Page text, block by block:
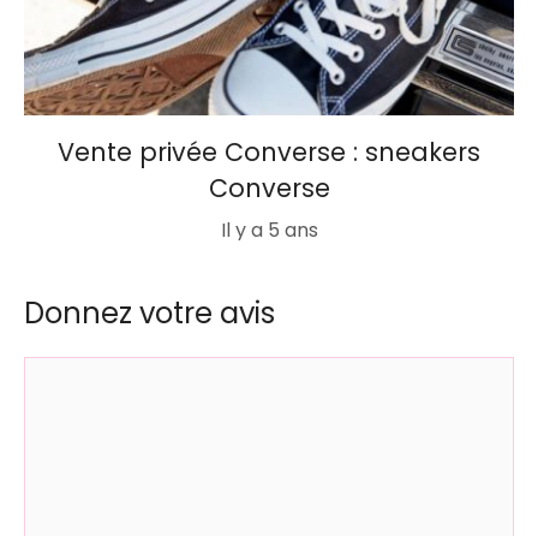
Vente privée Converse : sneakers
Converse
Il y a 5 ans
Donnez votre avis